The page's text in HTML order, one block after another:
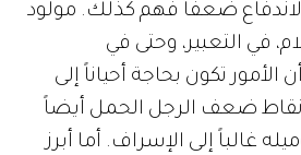
الاندفاع ضعفاً فهم كذلك. مولود
في التعبير، وحتى في
تكون بحاجة أحياناً إلى
ضعف الرجل الحمل أيضاً
غالباً إلى الإسراف. أما أبرز